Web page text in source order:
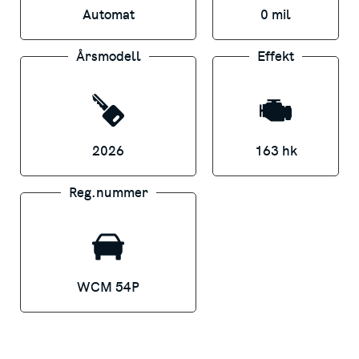
säkerhet och smidig körning
Passenger Pro Plus – komfort och funktion:
Rymlig och flexibel kupé för
persontransport
Premiuminteriör med fokus på ljus, rymd
Tyst eldrift och effektiv klimathantering för
hög komfort
Automat 0 mil
Årsmodell
2026
Effekt
163 hk
Reg.nummer
WCM 54P